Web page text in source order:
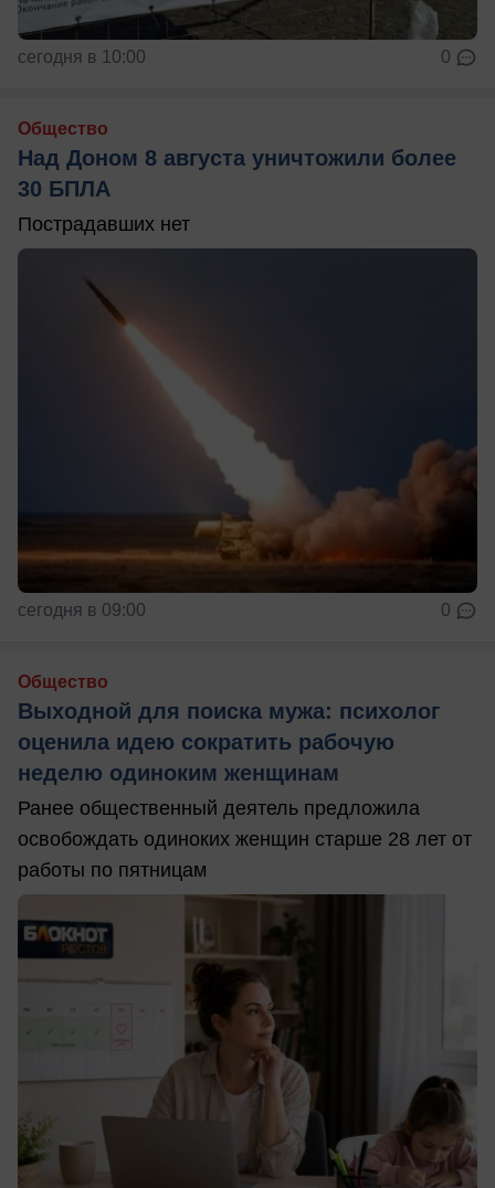
сегодня в 10:00 0
Общество
Над Доном 8 августа уничтожили более
30 БПЛА
Пострадавших нет
сегодня в 09:00 0
Общество
Выходной для поиска мужа: психолог
оценила идею сократить рабочую
неделю одиноким женщинам
Ранее общественный деятель предложила
освобождать одиноких женщин старше 28 лет от
работы по пятницам